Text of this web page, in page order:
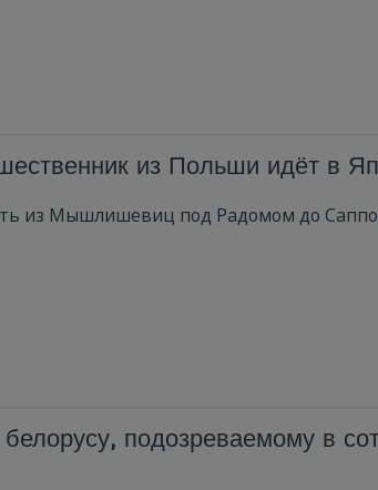
из Польши идёт в
из Мышлишевиц под Радомом до
подозреваемому в